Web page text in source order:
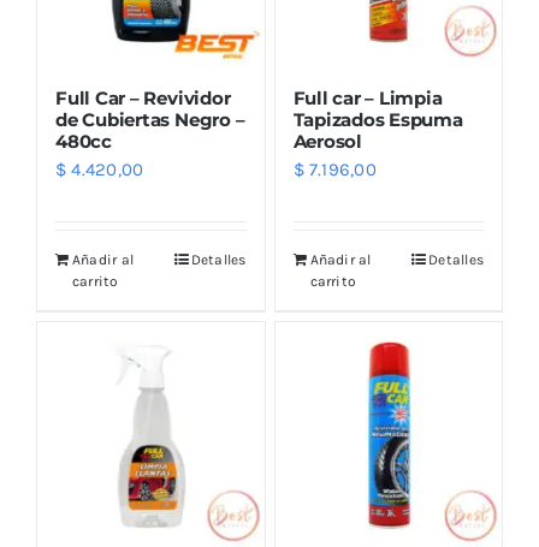
Full Car – Revividor
de Cubiertas Negro –
480cc
$ 4.420,00
Añadir al
carrito
Detalles
Full car – Limpia
Tapizados Espuma
Aerosol
$7.196,00
Añadir al
carrito
Detalles